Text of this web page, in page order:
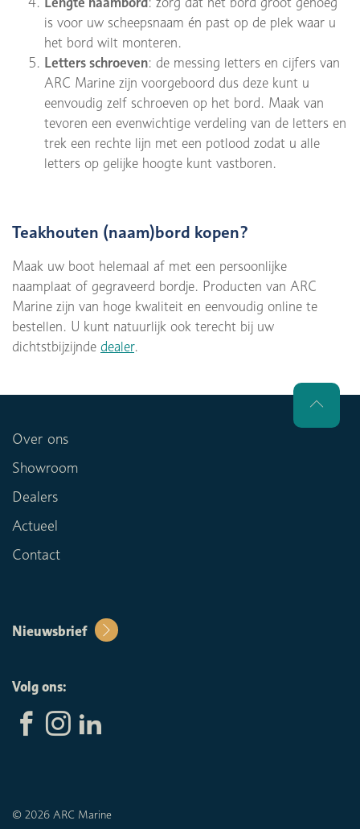
is voor uw scheepsnaam én past op de plek waar u
het bord wilt monteren.
Letters schroeven: de messing letters en cijfers van
ARC Marine zijn voorgeboord dus deze kunt u
eenvoudig zelf schroeven op het bord. Maak van
tevoren een evenwichtige verdeling van de letters en
trek een rechte lijn met een potlood zodat u alle
letters op gelijke hoogte kunt vastboren.
Teakhouten (naam)bord kopen?
Maak uw boot helemaal af met een persoonlijke
naamplaat of gegraveerd bordje. Producten van ARC
Marine zijn van hoge kwaliteit en eenvoudig online te
bestellen. U kunt natuurlijk ook terecht bij uw
dichtstbijzijnde dealer.
Over ons
Showroom
Dealers
Actueel
Contact
Nieuwsbrief
Volg ons:
© 2026 ARC Marine